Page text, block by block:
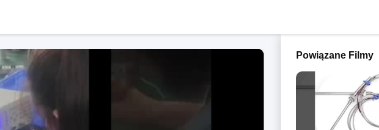
Powiązane Filmy